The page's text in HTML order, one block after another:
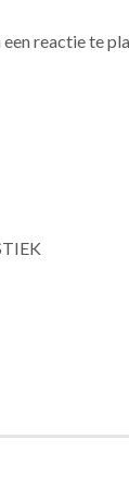
een reactie te